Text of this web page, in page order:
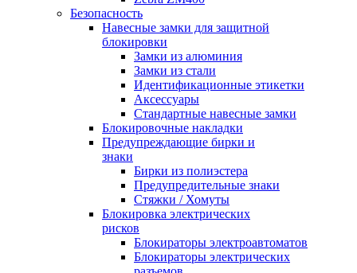
Безопасность
Навесные замки для защитной
блокировки
Замки из алюминия
Замки из стали
Идентификационные этикетки
Аксессуары
Стандартные навесные замки
Блокировочные накладки
Предупреждающие бирки и
знаки
Бирки из полиэстера
Предупредительные знаки
Стяжки / Хомуты
Блокировка электрических
рисков
Блокираторы электроавтоматов
Блокираторы электрических